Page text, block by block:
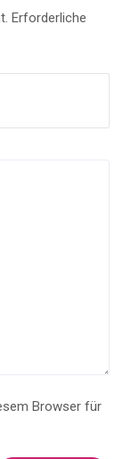
Erforderliche
Browser für